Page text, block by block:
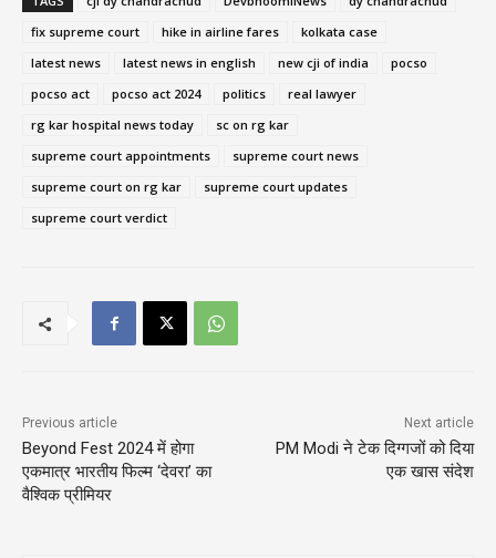
fix supreme court
hike in airline fares
kolkata case
latest news
latest news in english new cji of india
pocso
pocso act
pocso act 2024 politics
real lawyer
rg kar hospital news today
sc on rg kar
supreme court appointments
supreme court news
supreme court on rg kar
supreme court updates
supreme court verdict
Previous article
Beyond Fest 2024 में होगा
एकमात्र भारतीय फिल्म ‘देवरा’ का
वैश्विक प्रीमियर
Next article
PM Modi ने टेक दिग्गजों को दिया
एक खास संदेश